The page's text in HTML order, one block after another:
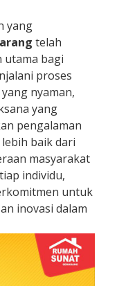
yang
telah
utama bagi
proses
nyaman,
yang
pengalaman
baik dari
masyarakat
individu,
untuk
inovasi dalam